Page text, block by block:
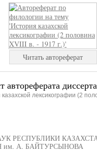
Читать автореферат
автореферата
лексикографии (2
РЕСПУБЛИКИ
им. А. БАЙТУРСЫНОВА